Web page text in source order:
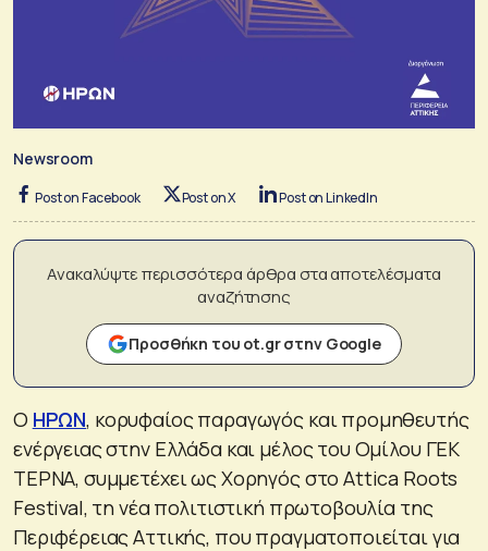
Newsroom
Post on Facebook Post on X Post on LinkedIn
Ανακαλύψτε περισσότερα άρθρα στα αποτελέσματα
αναζήτησης
Προσθήκη του ot.gr στην Google
Ο ΗΡΩΝ, κορυφαίος παραγωγός και προμηθευτής
ενέργειας στην Ελλάδα και μέλος του Ομίλου ΓΕΚ
ΤΕΡΝΑ, συμμετέχει ως Χορηγός στο Attica Roots
Festival, τη νέα πολιτιστική πρωτοβουλία της
Περιφέρειας Αττικής, που πραγματοποιείται για